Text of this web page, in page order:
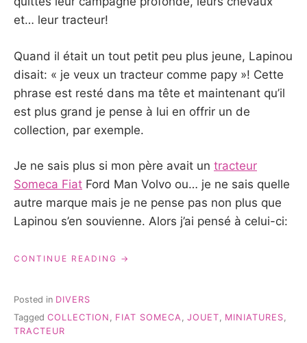
et… leur tracteur!
Quand il était un tout petit peu plus jeune, Lapinou
disait: « je veux un tracteur comme papy »! Cette
phrase est resté dans ma tête et maintenant qu’il
est plus grand je pense à lui en offrir un de
collection, par exemple.
Je ne sais plus si mon père avait un tracteur
Someca Fiat Ford Man Volvo ou… je ne sais quelle
autre marque mais je ne pense pas non plus que
Lapinou s’en souvienne. Alors j’ai pensé à celui-ci:
CONTINUE READING « UN
Posted in DIVERS
Tagged COLLECTION , FIAT SOMECA, JOUET, MINIATURES,
TRACTEUR